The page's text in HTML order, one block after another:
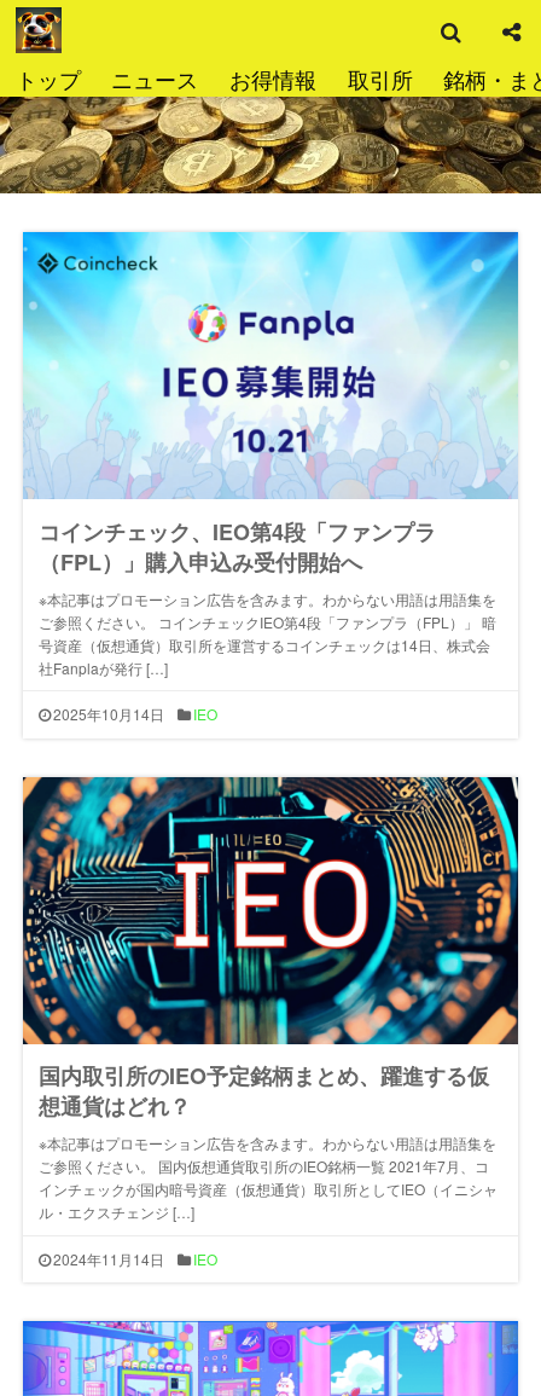
コ
ン
ン
ツ
へ
ス
トップ ニュース お得情報 取引所 銘柄・ま
索
コインチェック、IEO第4段「ファンプラ
（FPL）」購入申込み受付開始へ
※本記事はプロモーション広告を含みます。わからない用語は用語集を
ご参照ください。 コインチェックIEO第4段「ファンプラ（FPL）」 暗
号資産（仮想通貨）取引所を運営するコインチェックは14日、株式会
社Fanplaが発行 […]
2025年10月14日 IEO
国内取引所のIEO予定銘柄まとめ、躍進する仮
想通貨はどれ？
※本記事はプロモーション広告を含みます。わからない用語は用語集を
ご参照ください。 国内仮想通貨取引所のIEO銘柄一覧 2021年7月、コ
インチェックが国内暗号資産（仮想通貨）取引所としてIEO（イニシャ
ル・エクスチェンジ […]
2024年11月14日 IEO